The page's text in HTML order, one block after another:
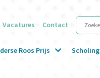
Vacatures Contact
Roos Prijs Scholing